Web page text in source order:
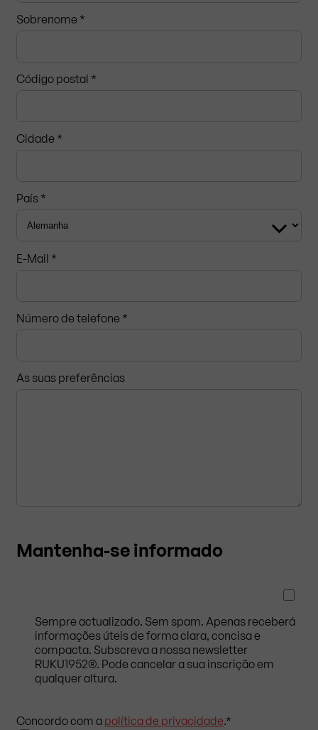
Sobrenome *
Código postal *
Cidade *
País *
E-Mail *
Número de telefone *
As suas preferências
Mantenha-se informado
Sempre actualizado. Sem spam. Apenas receberá
informações úteis de forma clara, concisa e
compacta. Subscreva a nossa newsletter
RUKU1952®. Pode cancelar a sua inscrição em
qualquer altura.
Concordo com a política de privacidade.*